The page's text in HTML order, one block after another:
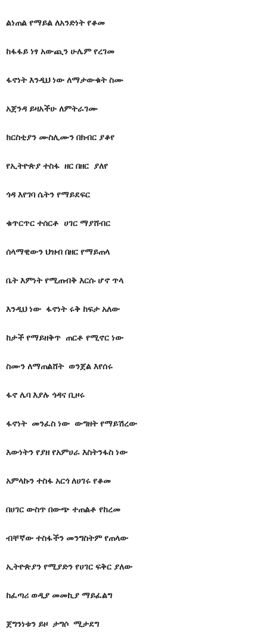
ልነጠል የማይል ለአንድነት የቆመ
ከፋፋይ ነፃ አውጪን ሁሌም የረገመ
ፋኖነት እንዲህ ነው ለማታውቁት ስሙ
አጀንዳ ይዛአችሁ ለምትራገሙ
ክርስቲያን ሙስሊሙን በክብር ያቆየ
የኢትዮጵያ ተስፋ ዘር በዘር ያለየ
ጎዳ እየገባ ሴትን የማይደፍር
ቁጥርጥር ተሰርቶ ሀገር ማያሸብር
ሰላማዊውን ህዝብ በዘር የማይጠላ
ቤት እምነት የሚጠብቅ እርሱ ሆኖ ጥላ
እንዲህ ነው ፋኖነት ሩቅ ከፍታ አለው
ከታች የማይዘቅጥ ጠርቶ የሚኖር ነው
ስሙን ለማጠልሸት ወንጀል እየሰሩ
ፋኖ ሌባ እያሉ ጎዳና ቢዞሩ
ፋኖነት መንፈስ ነው ውግዘት የማይሽረው
እውነትን የያዘ የአምሀራ እስትንፋስ ነው
አምላኩን ተስፋ አርጎ ለሀገሩ የቆመ
በሀገር ውስጥ በውጭ ተጠልቶ የከረመ
ብቸኛው ተስፋችን መንግስትም የጠላው
ኢትዮጵያን የሚያድን የሀገር ፍቅር ያለው
ከፈጣሪ ወዲያ መመኪያ ማይፈልግ
ጀግንነቱን ይዞ ታግሶ ሚታደግ